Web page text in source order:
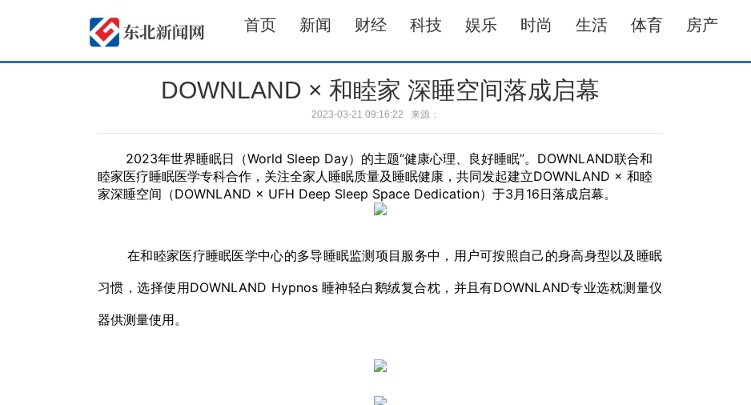
首页 新闻 财经 科技 娱乐 时尚 生活 体育 房产
DOWNLAND × 和睦家 深睡空间落成启幕
2023-03-21 09:16:22 来源：
2023年世界睡眠日（World Sleep Day）的主题“健康心理、良好睡眠”。DOWNLAND联合和
睦家医疗睡眠医学专科合作，关注全家人睡眠质量及睡眠健康，共同发起建立DOWNLAND × 和睦
家深睡空间（DOWNLAND × UFH Deep Sleep Space Dedication）于3月16日落成启幕。
在和睦家医疗睡眠医学中心的多导睡眠监测项目服务中，用户可按照自己的身高身型以及睡眠
习惯，选择使用DOWNLAND Hypnos 睡神轻白鹅绒复合枕，并且有DOWNLAND专业选枕测量仪
器供测量使用。